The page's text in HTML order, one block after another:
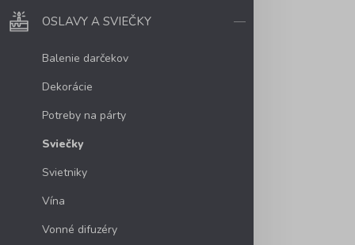
OSLAVY A SVIEČKY
Balenie darčekov
Dekorácie
Potreby na párty
Sviečky
Svietniky
Vína
Vonné difuzéry